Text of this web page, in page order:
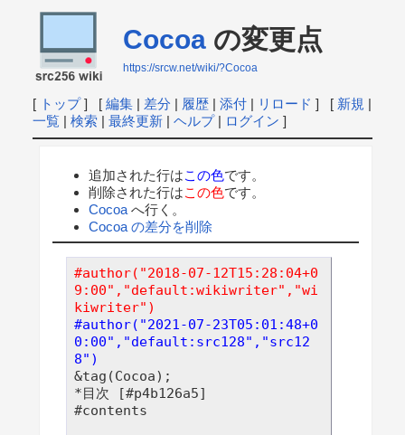
Cocoaの変更点
https://srcw.net/wiki/?Cocoa
[ トップ] [ 編集| 差分 | 履歴| 添付| リロード ] [ 新規 |
一覧| 検索| 最終更新| ヘルプ| ログイン ]
追加された行はこの色です。
削除された行はこの色です。
Cocoa へ行く。
Cocoa の差分を削除
#author("2018-07-12T15:28:04+0
9:00","default:wikiwriter","wi
kiwriter")
#author("2021-07-23T05:01:48+0
0:00","default:src128","src12
8")
&tag(Cocoa);
*目次 [#p4b126a5]
#contents